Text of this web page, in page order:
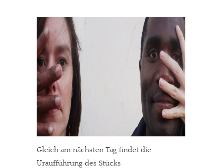
Gleich am nächsten Tag findet die
Uraufführung des Stücks